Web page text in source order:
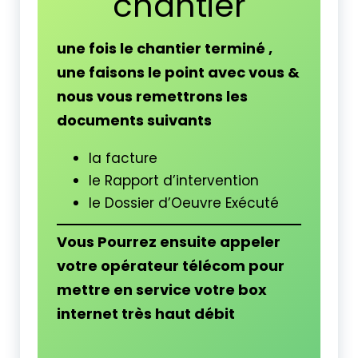
une fois le chantier terminé ,
une faisons le point avec vous &
nous vous remettrons les
documents suivants
la facture
le Rapport d’intervention
le Dossier d’Oeuvre Exécuté
Vous Pourrez ensuite appeler
votre opérateur télécom pour
mettre en service votre box
internet très haut débit